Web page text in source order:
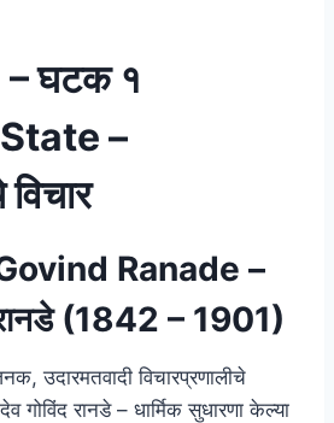
घटक १
–
Ranade –
रानडे (1842 – 1901)
उदारमतवादी विचारप्रणालीचे
गोविंद रानडे – धार्मिक सुधारणा केल्या